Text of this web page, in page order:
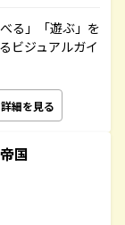
る」「遊ぶ」を
ビジュアルガイ
詳細を見る
国